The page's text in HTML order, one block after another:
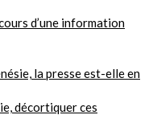
d’une information
la presse est-elle en
décortiquer ces